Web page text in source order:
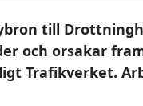
till
och orsakar
Trafikverket.